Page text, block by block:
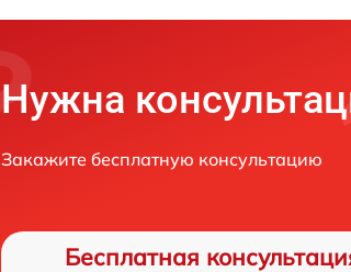
Нужна
Закажите бесплатную консультацию
Бесплатная